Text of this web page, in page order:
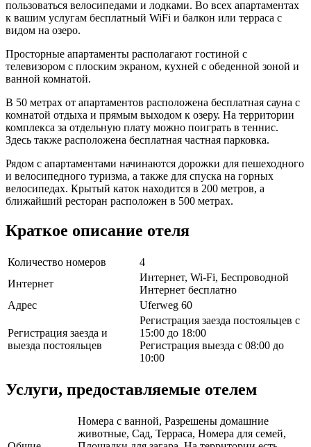
пользоваться велосипедами и лодками. Во всех апартаментах
к вашим услугам бесплатный WiFi и балкон или терраса с
видом на озеро.
Просторные апартаменты располагают гостиной с
телевизором с плоским экраном, кухней с обеденной зоной и
ванной комнатой.
В 50 метрах от апартаментов расположена бесплатная сауна с
комнатой отдыха и прямым выходом к озеру. На территории
комплекса за отдельную плату можно поиграть в теннис.
Здесь также расположена бесплатная частная парковка.
Рядом с апартаментами начинаются дорожки для пешеходного
и велосипедного туризма, а также для спуска на горных
велосипедах. Крытый каток находится в 200 метров, а
ближайший ресторан расположен в 500 метрах.
Краткое описание отеля
Количество номеров
4
Интернет
Интернет, Wi-Fi, Беспроводной
Интернет бесплатно
Адрес
Uferweg 60
Регистрация заезда и
выезда постояльцев
Регистрация заезда постояльцев с
15:00 до 18:00
Регистрация выезда с 08:00 до
10:00
Услуги, предоставляемые отелем
Номера с ванной, Разрешены домашние
животные, Сад, Терраса, Номера для семей,